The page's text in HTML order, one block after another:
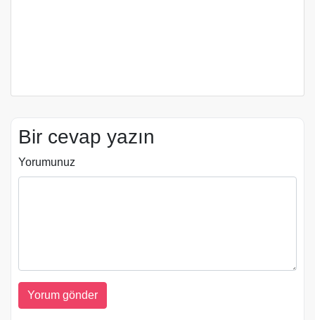
Bir cevap yazın
Yorumunuz